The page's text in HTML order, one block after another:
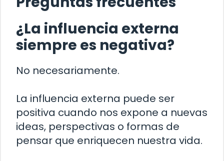
¿La influencia externa
siempre es negativa?
No necesariamente.
La influencia externa puede ser
positiva cuando nos expone a nuevas
ideas, perspectivas o formas de
pensar que enriquecen nuestra vida.